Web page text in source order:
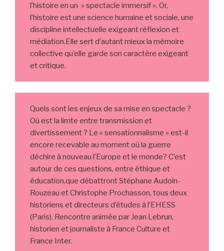
l’histoire en un » spectacle immersif ». Or,
l’histoire est une science humaine et sociale, une
discipline intellectuelle exigeant réflexion et
médiation.Elle sert d’autant mieux la mémoire
collective qu’elle garde son caractère exigeant
et critique.
Quels sont les enjeux de sa mise en spectacle ?
Où est la limte entre transmission et
divertissement ? Le « sensationnalisme » est-il
encore recevable au moment où la guerre
déchire à nouveau l’Europe et le monde? C’est
autour de ces questions, entre éthique et
éducation,que débattront Stéphane Audoin-
Rouzeau et Christophe Prochasson, tous deux
historiens et directeurs d’études à l’EHESS
(Paris). Rencontre animée par Jean Lebrun,
historien et journaliste à France Culture et
France Inter.